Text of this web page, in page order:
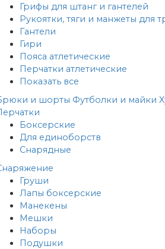
Грифы для штанг и гантелей
Рукоятки, тяги и манжеты для
Гантели
Гири
Пояса атлетические
Перчатки атлетические
Показать все
и шорты Футболки и майки
Боксерские
Для единоборств
Снарядные
Груши
Лапы боксерские
Манекены
Мешки
Наборы
Подушки